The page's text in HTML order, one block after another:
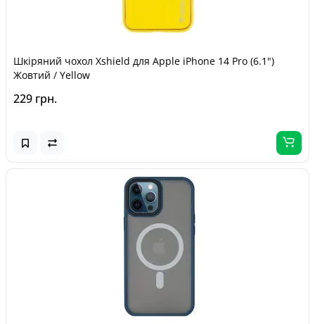
Шкіряний чохол Xshield для Apple iPhone 14 Pro (6.1")
Жовтий / Yellow
229 грн.